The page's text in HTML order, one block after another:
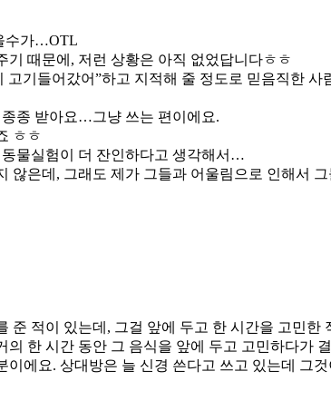
수가…OTL
때문에, 저런 상황은 아직 없었답니다ㅎㅎ
기들어갔어”하고 지적해 줄 정도로 믿음직한
종 받아요…그냥 쓰는 편이에요.
ㅎㅎ
물실험이 더 잔인하다고 생각해서…
않은데, 그래도 제가 그들과 어울림으로 인해서
준 적이 있는데, 그걸 앞에 두고 한 시간을 고민
한 시간 동안 그 음식을 앞에 두고 고민하다가
이에요. 상대방은 늘 신경 쓴다고 쓰고 있는데 그